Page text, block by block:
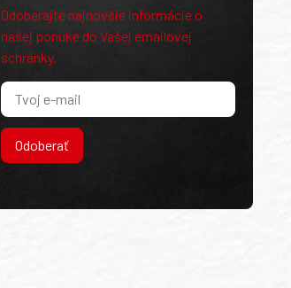
Odoberajte najnovšie informácie o
našej ponuke do Vašej emailovej
schránky.
Odoberať